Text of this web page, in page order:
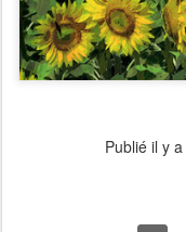
Publié il y a